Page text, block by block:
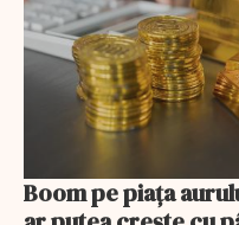
Boom pe piața